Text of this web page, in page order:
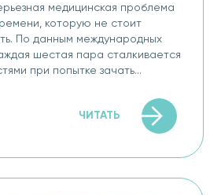
медицинская проблема
которую не стоит
По данным международных
шестая пара сталкивается
при попытке зачать...
ЧИТАТЬ